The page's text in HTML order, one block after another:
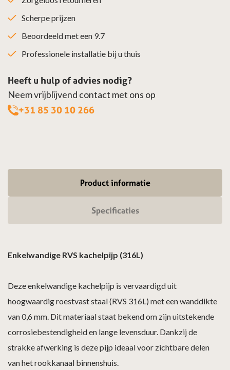
Scherpe prijzen
Beoordeeld met een 9.7
Professionele installatie bij u thuis
Heeft u hulp of advies nodig?
Neem vrijblijvend contact met ons op
+31 85 30 10 266
Product informatie
Specificaties
Enkelwandige RVS kachelpijp (316L)
Deze enkelwandige kachelpijp is vervaardigd uit
hoogwaardig roestvast staal (RVS 316L) met een wanddikte
van 0,6 mm. Dit materiaal staat bekend om zijn uitstekende
corrosiebestendigheid en lange levensduur. Dankzij de
strakke afwerking is deze pijp ideaal voor zichtbare delen
van het rookkanaal binnenshuis.